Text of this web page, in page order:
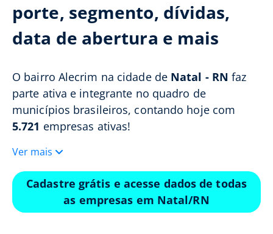
porte, segmento, dívidas,
data de abertura e mais
O bairro Alecrim na cidade de Natal - RN faz
parte ativa e integrante no quadro de
municípios brasileiros, contando hoje com
5.721 empresas ativas!
Ver mais
Cadastre grátis e acesse dados de todas
as empresas em Natal/RN